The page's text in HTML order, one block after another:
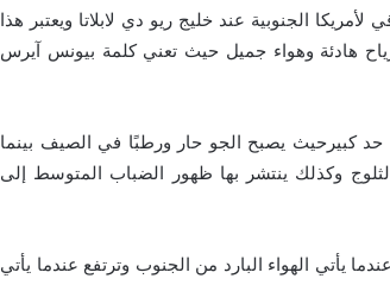
الجنوبية عند خليج ريو دي لابلاتا ويعتبر هذا
هادئة وهواء جميل حيث تعني كلمة بيونس آيرس
حد كبيرحيث يصبح الجو حار ورطبًا في الصيف بينما
وكذلك ينتشر بها ظهور الضباب المتوسط إلى
يأتي الهواء البارد من الجنوب وترتفع عندما يأتي